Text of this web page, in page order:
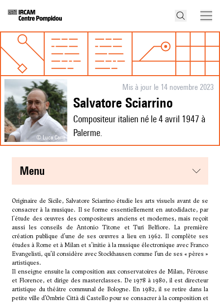
© Luca Carrà
Mis à jour le 14 novembre 2023
Salvatore Sciarrino
Compositeur italien né le 4 avril 1947 à
Palerme.
menu
Originaire de Sicile, Salvatore Sciarrino étudie les arts visuels avant de se
consacrer à la musique. Il se forme essentiellement en autodidacte, par
l'étude des œuvres des compositeurs anciens et modernes, mais reçoit
aussi les conseils de Antonio Titone et Turi Belfiore. La première
création publique d'une de ses œuvres a lieu en 1962. Il complète ses
études à Rome et à Milan et s’initie à la musique électronique avec Franco
Evangelisti, qu’il considère avec Stockhausen comme l’un de ses « pères »
artistiques.
Il enseigne ensuite la composition aux conservatoires de Milan, Pérouse
et Florence, et dirige des masterclasses. De 1978 à 1980, il est directeur
artistique du théâtre communal de Bologne. En 1982, il se retire dans la
petite ville d’Ombrie Città di Castello pour se consacrer à la composition et